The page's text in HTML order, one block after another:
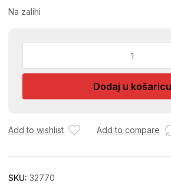
Na zalihi
DIN7982
količina
Dodaj u košaricu
Add to wishlist Add to compare
SKU: 32770